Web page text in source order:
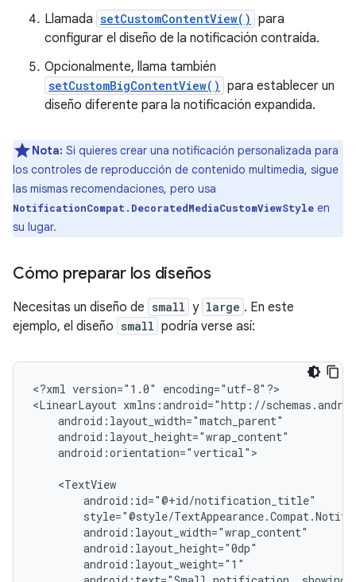
Llamada setCustomContentView() para
configurar el diseño de la notificación contraída.
Opcionalmente, llama también
setCustomBigContentView() para establecer un
diseño diferente para la notificación expandida.
Nota: Si quieres crear una notificación personalizada para
los controles de reproducción de contenido multimedia, sigue
las mismas recomendaciones, pero usa
NotificationCompat.DecoratedMediaCustomViewStyle en
su lugar.
Cómo preparar los diseños
Necesitas un diseño de small y large . En este
ejemplo, el diseño small podría verse así:
<?xml version="1.0"
encoding="utf-8"?>
<LinearLayout
android:orientation="vertical">